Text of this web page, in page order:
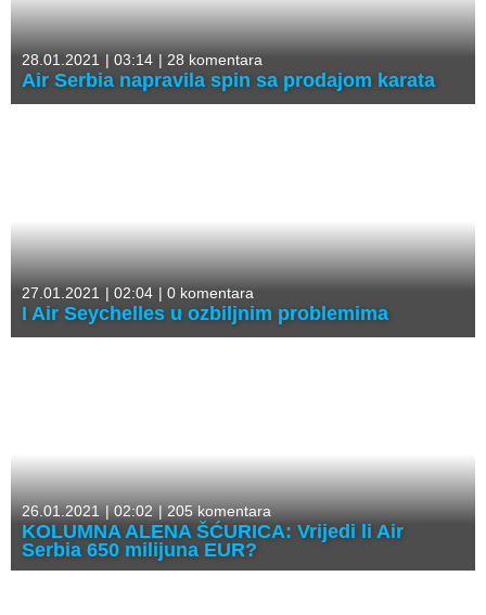
28.01.2021 | 03:14 | 28 komentara
Air Serbia napravila spin sa prodajom karata
27.01.2021 | 02:04 | 0 komentara
I Air Seychelles u ozbiljnim problemima
26.01.2021 |02:02 |205 komentara
KOLUMNA ALENA ŠĆURICA: Vrijedi li Air
Serbia 650 milijuna EUR?